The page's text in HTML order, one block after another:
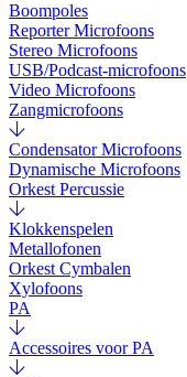
Boompoles
Reporter Microfoons
Stereo Microfoons
USB/Podcast-microfoons
Video Microfoons
Zangmicrofoons
Condensator Microfoons
Dynamische Microfoons
Orkest Percussie
Klokkenspelen
Metallofonen
Orkest Cymbalen
Xylofoons
PA
Accessoires voor PA